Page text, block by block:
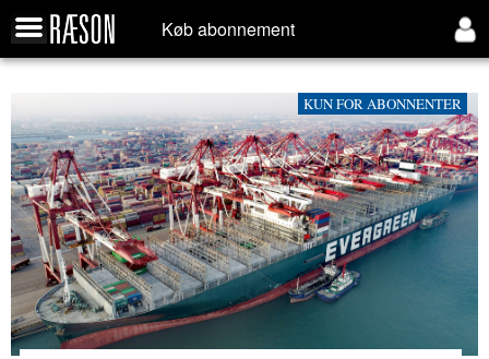
Køb abonnement
KUN FOR ABONNENTER